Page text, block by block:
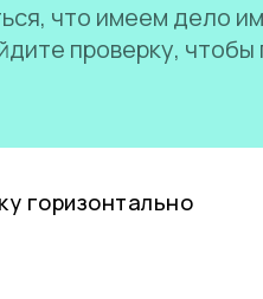
что имеем дело
проверку, чтобы
горизонтально